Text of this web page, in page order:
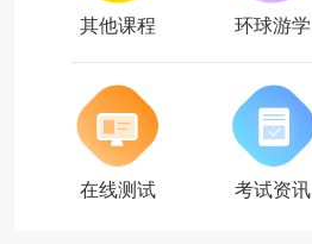
其他课程 环球游学
在线测试 考试资讯